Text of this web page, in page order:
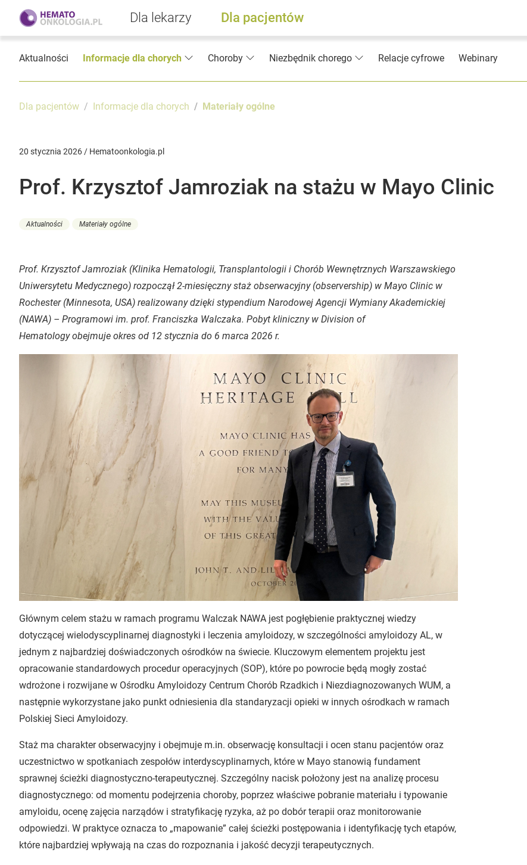
Dla lekarzy Dla pacjentów
Aktualności Informacje dla chorych Choroby Niezbędnik chorego Relacje cyfrowe Webinary
Dla pacjentów Informacje dla chorych Materiały ogólne
20 stycznia 2026 / Hematoonkologia.pl
Prof. Krzysztof Jamroziak na stażu w Mayo Clinic
Aktualności Materiały ogólne
Prof. Krzysztof Jamroziak (Klinika Hematologii, Transplantologii i Chorób Wewnętrznych Warszawskiego
Uniwersytetu Medycznego) rozpoczął 2-miesięczny staż obserwacyjny (observership) w Mayo Clinic w
Rochester (Minnesota, USA) realizowany dzięki stypendium Narodowej Agencji Wymiany Akademickiej
(NAWA) – Programowi im. prof. Franciszka Walczaka. Pobyt kliniczny w Division of
Hematology obejmuje okres od 12 stycznia do 6 marca 2026 r.
Głównym celem stażu w ramach programu Walczak NAWA jest pogłębienie praktycznej wiedzy
dotyczącej wielodyscyplinarnej diagnostyki i leczenia amyloidozy, w szczególności amyloidozy AL, w
jednym z najbardziej doświadczonych ośrodków na świecie. Kluczowym elementem projektu jest
opracowanie standardowych procedur operacyjnych (SOP), które po powrocie będą mogły zostać
wdrożone i rozwijane w Ośrodku Amyloidozy Centrum Chorób Rzadkich i Niezdiagnozowanych WUM, a
następnie wykorzystane jako punkt odniesienia dla standaryzacji opieki w innych ośrodkach w ramach
Polskiej Sieci Amyloidozy.
Staż ma charakter obserwacyjny i obejmuje m.in. obserwację konsultacji i ocen stanu pacjentów oraz
uczestnictwo w spotkaniach zespołów interdyscyplinarnych, które w Mayo stanowią fundament
sprawnej ścieżki diagnostyczno-terapeutycznej. Szczególny nacisk położony jest na analizę procesu
diagnostycznego: od momentu podejrzenia choroby, poprzez właściwe pobranie materiału i typowanie
amyloidu, ocenę zajęcia narządów i stratyfikację ryzyka, aż po dobór terapii oraz monitorowanie
odpowiedzi. W praktyce oznacza to „mapowanie” całej ścieżki postępowania i identyfikację tych etapów,
które najbardziej wpływają na czas do rozpoznania i jakość decyzji terapeutycznych.